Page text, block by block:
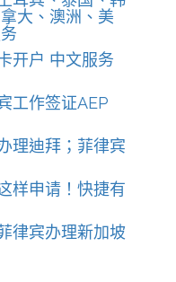
大、澳洲、美
开户 中文服务
工作签证AEP
理迪拜；菲律宾
样申请！快捷有
律宾办理新加坡